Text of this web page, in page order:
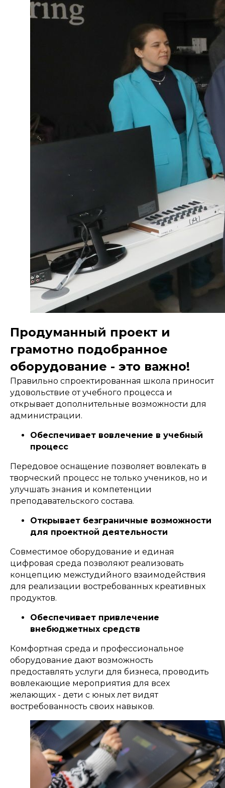
Продуманный проект и
грамотно подобранное
оборудование - это важно!
Правильно спроектированная школа приносит
удовольствие от учебного процесса и
открывает дополнительные возможности для
администрации.
Обеспечивает вовлечение в учебный
процесс
Передовое оснащение позволяет вовлекать в
творческий процесс не только учеников, но и
улучшать знания и компетенции
преподавательского состава.
Открывает безграничные возможности
для проектной деятельности
Совместимое оборудование и единая
цифровая среда позволяют реализовать
концепцию межстудийного взаимодействия
для реализации востребованных креативных
продуктов.
Обеспечивает привлечение
внебюджетных средств
Комфортная среда и профессиональное
оборудование дают возможность
предоставлять услуги для бизнеса, проводить
вовлекающие мероприятия для всех
желающих - дети с юных лет видят
востребованность своих навыков.